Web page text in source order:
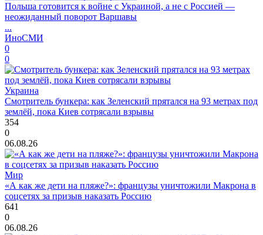
Польша готовится к войне с Украиной, а не с Россией —
неожиданный поворот Варшавы
...
ИноСМИ
0
0
Украина
Смотритель бункера: как Зеленский прятался на 93 метрах под
землёй, пока Киев сотрясали взрывы
354
0
06.08.26
Мир
«А как же дети на пляже?»: французы уничтожили Макрона в
соцсетях за призыв наказать Россию
641
0
06.08.26